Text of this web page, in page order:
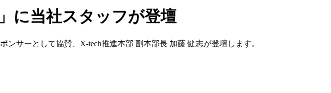
に当社スタッフが登壇
ンサーとして協賛、X-tech推進本部 副本部長 加藤 健志が登壇します。